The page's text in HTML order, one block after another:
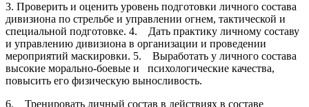
3. Проверить и оценить уровень подготовки личного состава
дивизиона по стрельбе и управлении огнем, тактической и
специальной подготовке. 4. Дать практику личному составу
и управлению дивизиона в организации и проведении
мероприятий маскировки. 5. Выработать у личного состава
высокие морально-боевые и психологические качества,
повысить его физическую выносливость.
6. Тренировать личный состав в действиях в составе